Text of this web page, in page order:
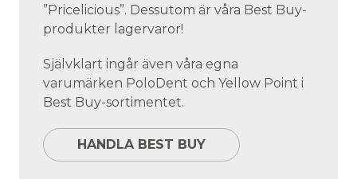
”Pricelicious”. Dessutom är våra Best Buy-
produkter lagervaror!
Självklart ingår även våra egna
varumärken PoloDent och Yellow Point i
Best Buy-sortimentet.
HANDLA BEST BUY